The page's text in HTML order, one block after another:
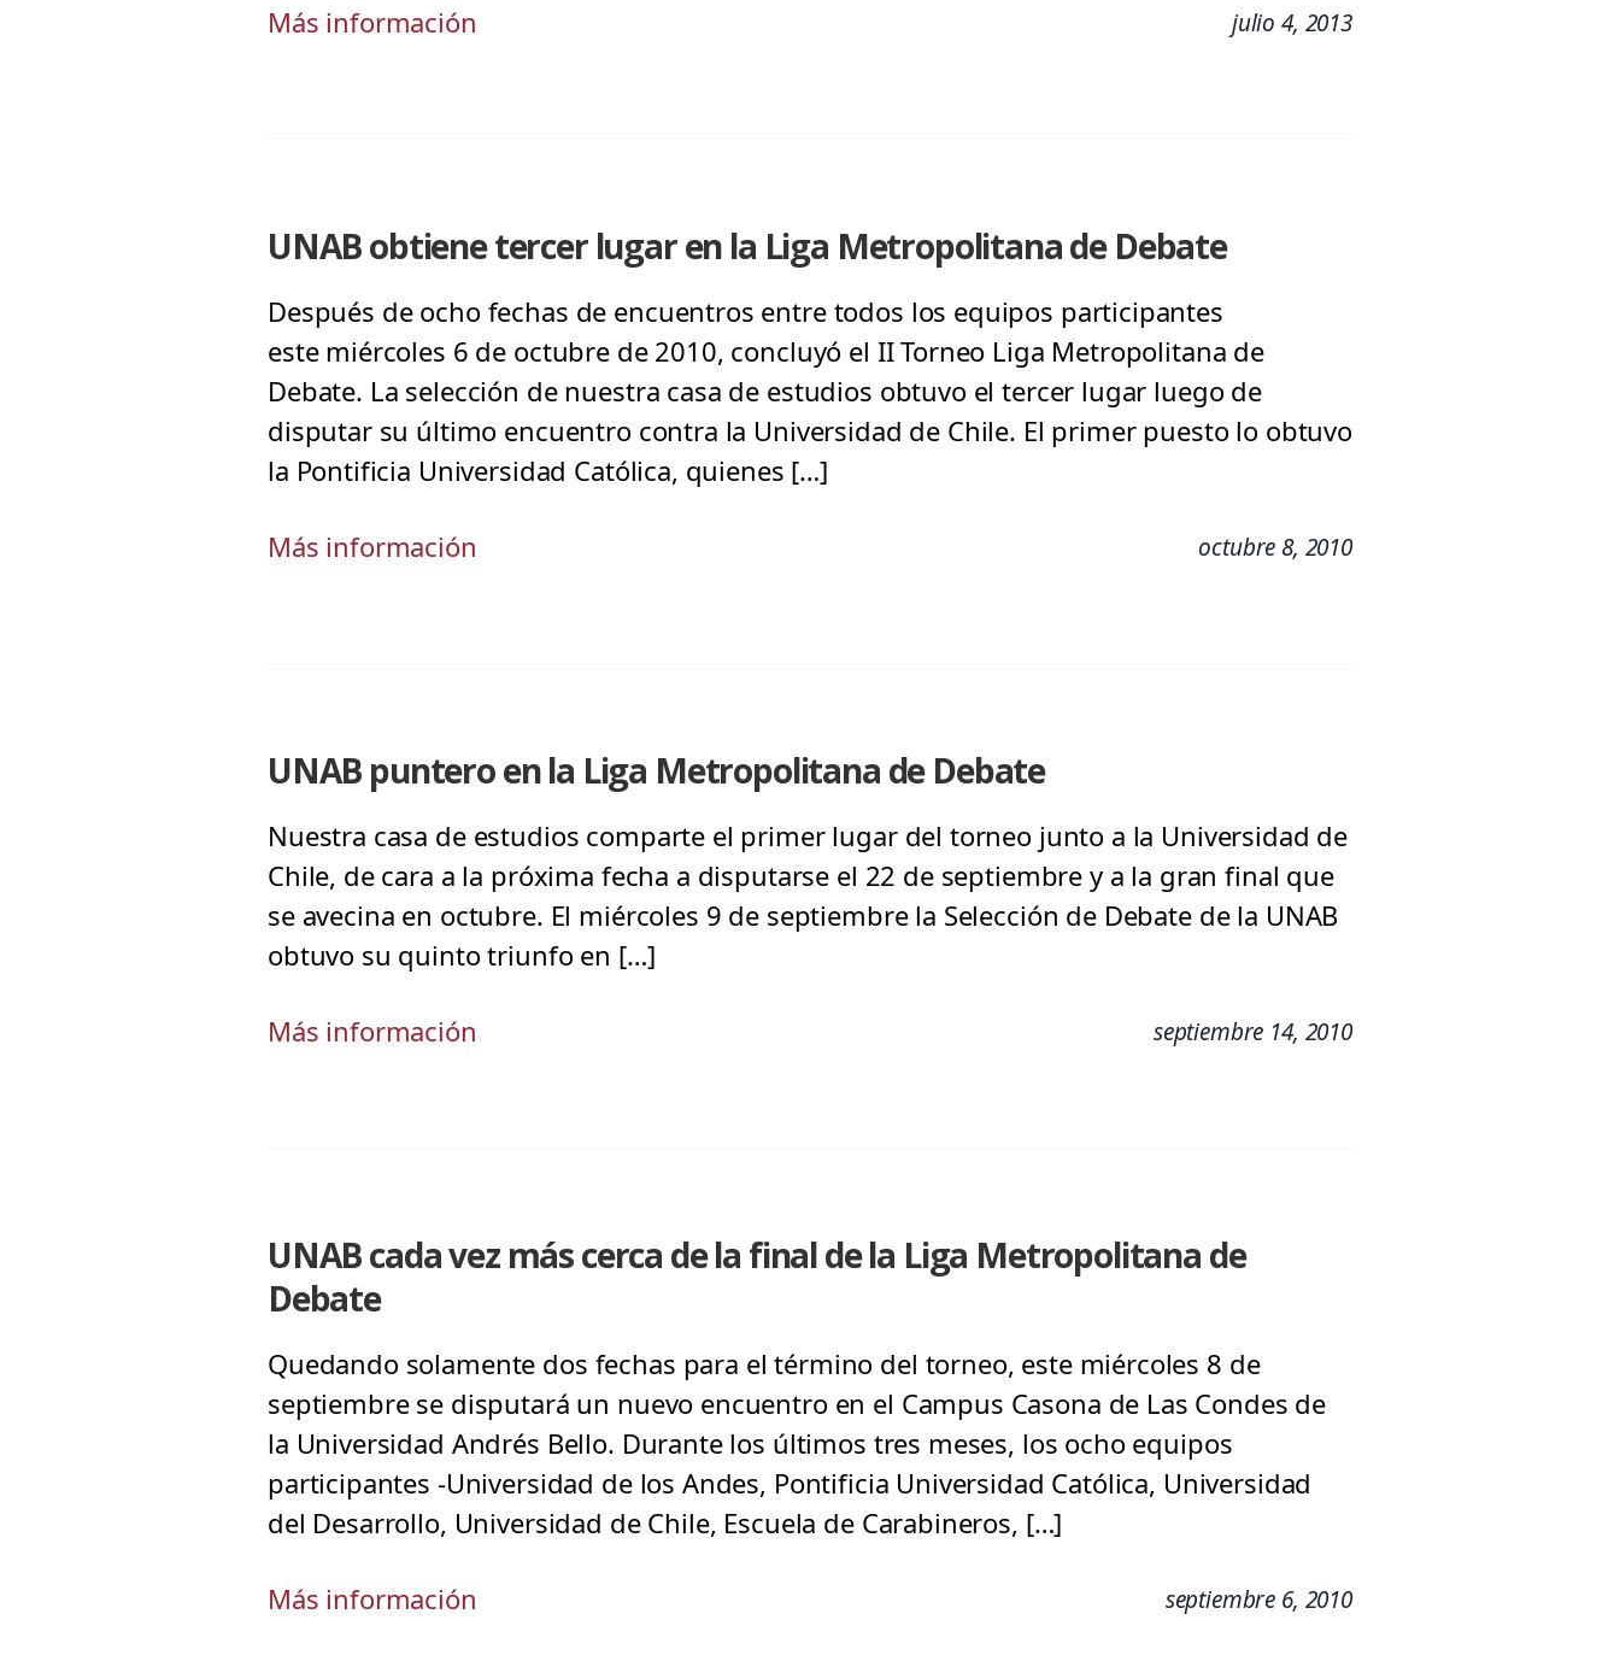
Más información julio 4, 2013
UNAB obtiene tercer lugar en la Liga Metropolitana de Debate
Después de ocho fechas de encuentros entre todos los equipos participantes
este miércoles 6 de octubre de 2010, concluyó el II Torneo Liga Metropolitana de
Debate. La selección de nuestra casa de estudios obtuvo el tercer lugar luego de
disputar su último encuentro contra la Universidad de Chile. El primer puesto lo obtuvo
la Pontificia Universidad Católica, quienes […]
Más información octubre 8, 2010
UNAB puntero en la Liga Metropolitana de Debate
Nuestra casa de estudios comparte el primer lugar del torneo junto a la Universidad de
Chile, de cara a la próxima fecha a disputarse el 22 de septiembre y a la gran final que
se avecina en octubre. El miércoles 9 de septiembre la Selección de Debate de la UNAB
obtuvo su quinto triunfo en […]
Más información septiembre 14, 2010
UNAB cada vez más cerca de la final de la Liga Metropolitana de
Debate
Quedando solamente dos fechas para el término del torneo, este miércoles 8 de
septiembre se disputará un nuevo encuentro en el Campus Casona de Las Condes de
la Universidad Andrés Bello. Durante los últimos tres meses, los ocho equipos
participantes -Universidad de los Andes, Pontificia Universidad Católica, Universidad
del Desarrollo, Universidad de Chile, Escuela de Carabineros, […]
Más información septiembre 6, 2010